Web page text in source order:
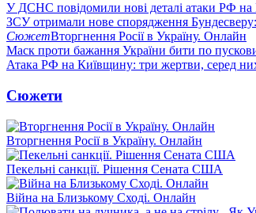
У ДСНС повідомили нові деталі атаки РФ
ЗСУ отримали нове спорядження
СюжетВторгнення Росії в Україну. Онлайн
Маск проти бажання України бити по
Атака РФ на Київщину: три жертви, серед
Сюжети
Вторгнення Росії в Україну. Онлайн
Пекельні санкції. Рішення Сената США
Війна на Близькому Сході. Онлайн